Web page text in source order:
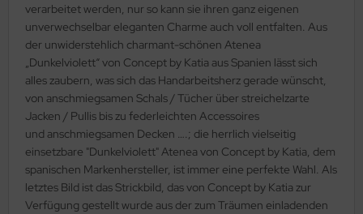
verarbeitet werden, nur so kann sie ihren ganz eigenen
unverwechselbar eleganten Charme auch voll entfalten. Aus
der unwiderstehlich charmant-schönen Atenea
„Dunkelviolett“ von Concept by Katia aus Spanien lässt sich
alles zaubern, was sich das Handarbeitsherz gerade wünscht,
von anschmiegsamen Schals / Tücher über streichelzarte
Jacken / Pullis bis zu federleichten Accessoires
und anschmiegsamen Decken ….; die herrlich vielseitig
einsetzbare "Dunkelviolett" Atenea von Concept by Katia, dem
spanischen Markenhersteller, ist immer eine perfekte Wahl. Als
letztes Bild ist das Strickbild, das von Concept by Katia zur
Verfügung gestellt wurde aus der zum Träumen einladenden